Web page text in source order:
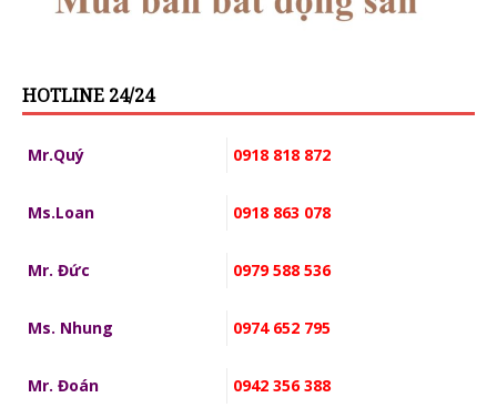
HOTLINE 24/24
Mr.Quý 0918 818 872
Ms.Loan 0918 863 078
Mr. Đức 0979 588 536
Ms. Nhung 0974 652 795
Mr. Đoán 0942 356 388